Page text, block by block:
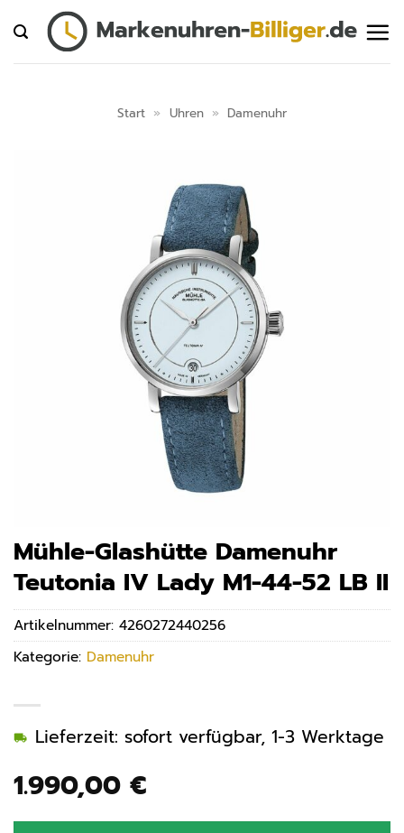
Inhalt
springen
Start » Uhren » Damenuhr
Mühle-Glashütte Damenuhr
Teutonia IV Lady M1-44-52 LB II
1.990,00 €
Lieferzeit: sofort verfügbar, 1-3 Werktage
Artikelnummer: 4260272440256
Kategorie: Damenuhr